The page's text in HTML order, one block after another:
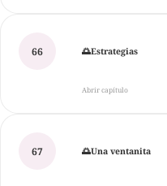
66 🌅Estrategias
Abrir capítulo
67 🌅Una ventanita